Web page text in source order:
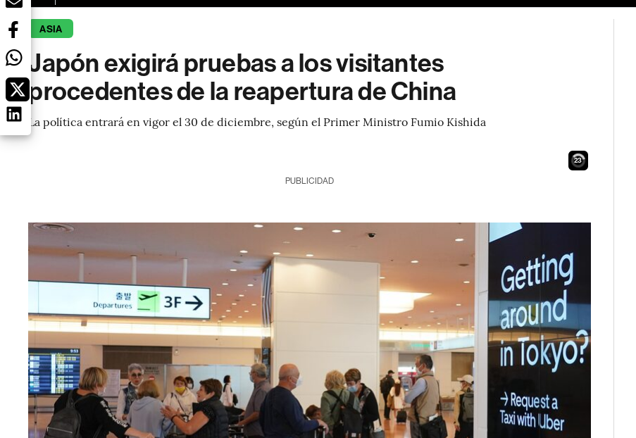
ASIA
Japón exigirá pruebas a los visitantes
procedentes de la reapertura de China
La política entrará en vigor el 30 de diciembre, según el Primer Ministro Fumio Kishida
21
PUBLICIDAD